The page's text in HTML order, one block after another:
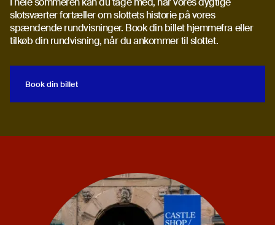
slotsværter fortæller om slottets historie på vores
spændende rundvisninger. Book din billet hjemmefra eller
tilkøb din rundvisning, når du ankommer til slottet.
Book din billet